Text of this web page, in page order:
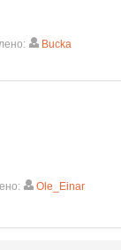
Bucka
Ole_Einar